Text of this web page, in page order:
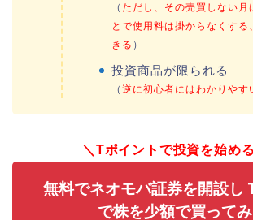
（ ただし、その売買しない月
とで使用料は掛からなくする
きる ）
投資商品が限られる
（ 逆に初心者にはわかりやす
＼Tポイントで投資を始め
無料でネオモバ証券を開設し
で株を少額で買って